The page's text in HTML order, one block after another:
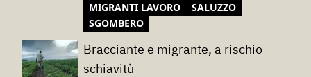
MIGRANTI LAVORO
SALUZZO
SGOMBERO
Bracciante e migrante, a rischio
schiavitù